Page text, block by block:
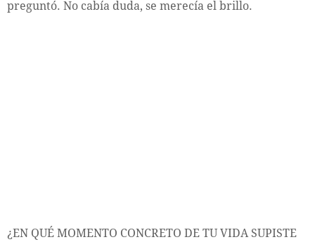
preguntó. No cabía duda, se merecía el brillo.
¿EN QUÉ MOMENTO CONCRETO DE TU VIDA SUPISTE